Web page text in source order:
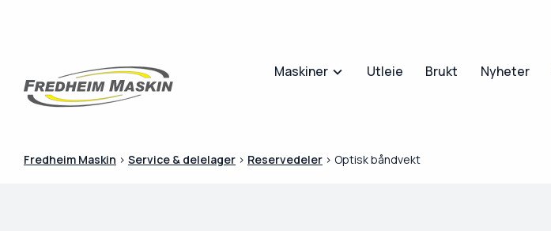
Maskiner Utleie Brukt Nyheter
Fredheim Maskin > Service & delelager > Reservedeler > Optisk båndvekt